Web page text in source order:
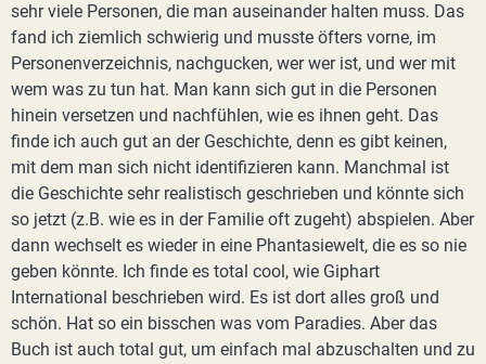
sehr viele Personen, die man auseinander halten muss. Das
fand ich ziemlich schwierig und musste öfters vorne, im
Personenverzeichnis, nachgucken, wer wer ist, und wer mit
wem was zu tun hat. Man kann sich gut in die Personen
hinein versetzen und nachfühlen, wie es ihnen geht. Das
finde ich auch gut an der Geschichte, denn es gibt keinen,
mit dem man sich nicht identifizieren kann. Manchmal ist
die Geschichte sehr realistisch geschrieben und könnte sich
so jetzt (z.B. wie es in der Familie oft zugeht) abspielen. Aber
dann wechselt es wieder in eine Phantasiewelt, die es so nie
geben könnte. Ich finde es total cool, wie Giphart
International beschrieben wird. Es ist dort alles groß und
schön. Hat so ein bisschen was vom Paradies. Aber das
Buch ist auch total gut, um einfach mal abzuschalten und zu